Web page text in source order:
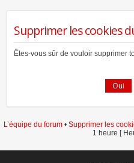
Supprimer les cookies
Êtes-vous sûr de vouloir supprimer
L’équipe du forum• Supprimer les
1 heure [